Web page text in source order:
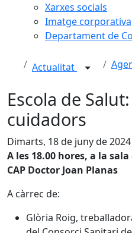
Xarxes socials
Imatge corporativa
Departament de
Actualitat
Escola de
cuidadors
Dimarts, 18 de juny de
A les 18.00 hores, a la
CAP Doctor Joan Planas
A càrrec de:
Glòria Roig,